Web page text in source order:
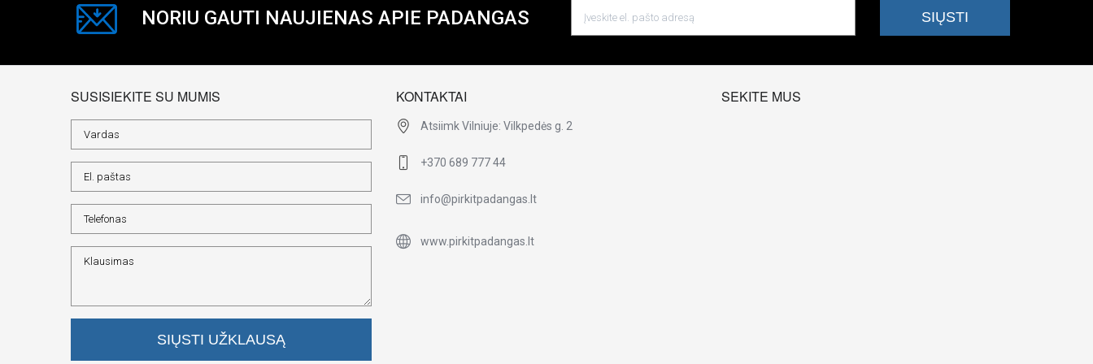
NORIU GAUTI NAUJIENAS APIE PADANGAS
SUSISIEKITE SU MUMIS
SIŲSTI UŽKLAUSĄ
KONTAKTAI
Atsiimk Vilniuje: Vilkpedės g. 2
+370 689 777 44
info@pirkitpadangas.lt
www.pirkitpadangas.lt
SEKITE MUS